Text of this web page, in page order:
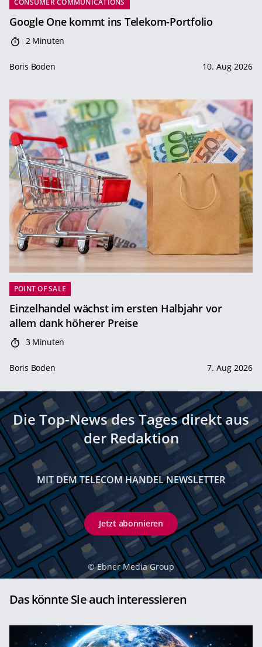
CONSUMER COMMUNICATIONS
Google One kommt ins Telekom-Portfolio
2 Minuten
Boris Boden 10. Aug 2026
POINT OF SALE
Einzelhandel wächst im ersten Halbjahr vor
allem dank höherer Preise
3 Minuten
Boris Boden 7. Aug 2026
Die Top-News des Tages direkt aus
der Redaktion
MIT DEM TELECOM HANDEL NEWSLETTER
Jetzt abonnieren
© Ebner Media Group
Das könnte Sie auch interessieren